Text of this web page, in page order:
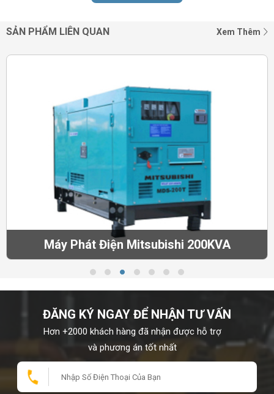
SẢN PHẨM LIÊN QUAN Xem Thêm
Máy Phát Điện Mitsubishi 200KVA
ĐẶT HÀNG NGAY
ĐĂNG KÝ NGAY ĐỂ NHẬN TƯ VẤN
Hơn +2000 khách hàng đã nhận được hỗ trợ
và phương án tốt nhất